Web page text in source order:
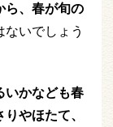
ら、春が旬の
いでしょう
いかなども春
やほたて、